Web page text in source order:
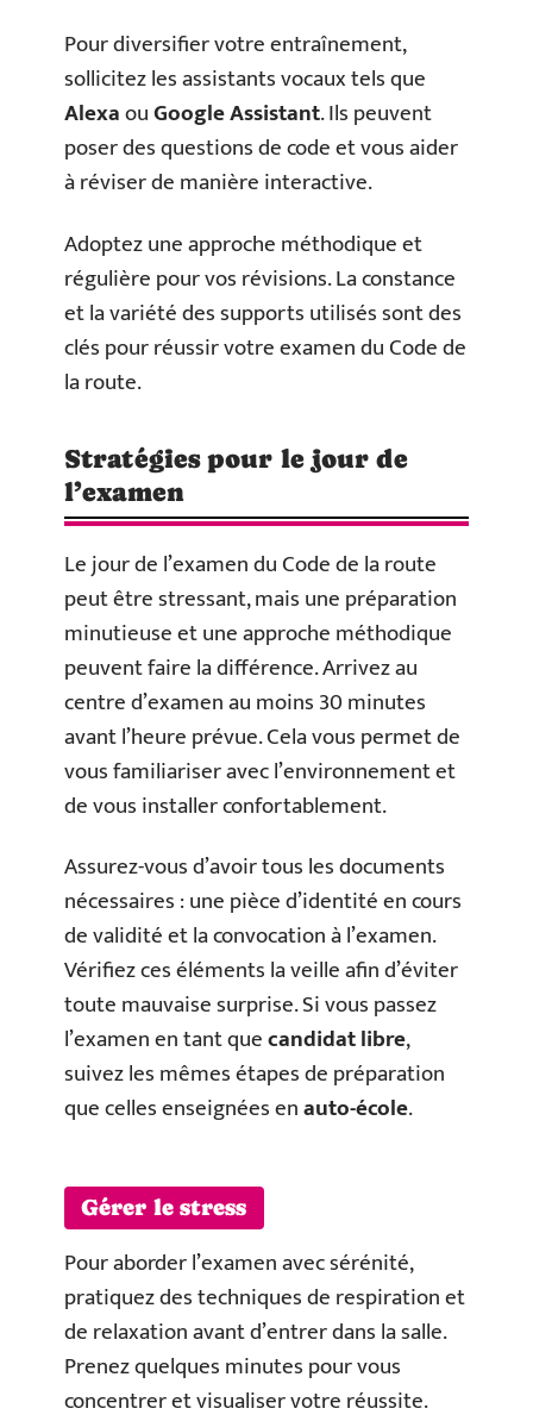
Pour diversifier votre entraînement,
sollicitez les assistants vocaux tels que
AlexaouGoogle Assistant. Ils peuvent
poser des questions de code et vous aider
à réviser de manière interactive.
Adoptez une approche méthodique et
régulière pour vos révisions. La constance
et la variété des supports utilisés sont des
clés pour réussir votre examen du Code de
la route.
Stratégies pour le jour de
l’examen
Le jour de l’examen du Code de la route
peut être stressant, mais une préparation
minutieuse et une approche méthodique
peuvent faire la différence. Arrivez au
centre d’examen au moins 30 minutes
avant l’heure prévue. Cela vous permet de
vous familiariser avec l’environnement et
de vous installer confortablement.
Assurez-vous d’avoir tous les documents
nécessaires : une pièce d’identité en cours
de validité et la convocation à l’examen.
Vérifiez ces éléments la veille afin d’éviter
toute mauvaise surprise. Si vous passez
l’examen en tant quecandidat libre,
suivez les mêmes étapes de préparation
que celles enseignées enauto-école.
Gérer le stress
Pour aborder l’examen avec sérénité,
pratiquez des techniques de respiration et
de relaxation avant d’entrer dans la salle.
Prenez quelques minutes pour vous
concentrer et visualiser votre réussite.